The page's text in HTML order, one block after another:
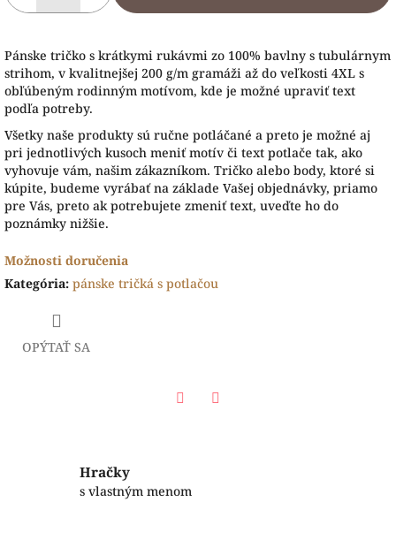
Pánske tričko s krátkymi rukávmi zo 100% bavlny s tubulárnym
strihom, v kvalitnejšej 200 g/m gramáži až do veľkosti 4XL s
obľúbeným rodinným motívom, kde je možné upraviť text
podľa potreby.
Všetky naše produkty sú ručne potláčané a preto je možné aj
pri jednotlivých kusoch meniť motív či text potlače tak, ako
vyhovuje vám, našim zákazníkom. Tričko alebo body, ktoré si
kúpite, budeme vyrábať na základe Vašej objednávky, priamo
pre Vás, preto ak potrebujete zmeniť text, uveďte ho do
poznámky nižšie.
Možnosti doručenia
Kategória: pánske tričká s potlačou
OPÝTAŤ SA
Hračky
s vlastným menom